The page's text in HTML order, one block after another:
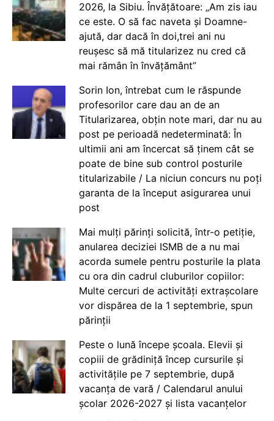
2026, la Sibiu. Învățătoare: „Am zis iau
ce este. O să fac naveta și Doamne-
ajută, dar dacă în doi,trei ani nu
reușesc să mă titularizez nu cred că
mai rămân în învățământ”
Sorin Ion, întrebat cum le răspunde
profesorilor care dau an de an
Titularizarea, obțin note mari, dar nu au
post pe perioadă nedeterminată: În
ultimii ani am încercat să ținem cât se
poate de bine sub control posturile
titularizabile / La niciun concurs nu poți
garanta de la început asigurarea unui
post
Mai mulți părinți solicită, într-o petiție,
anularea deciziei ISMB de a nu mai
acorda sumele pentru posturile la plata
cu ora din cadrul cluburilor copiilor:
Multe cercuri de activități extrașcolare
vor dispărea de la 1 septembrie, spun
părinții
Peste o lună începe școala. Elevii și
copiii de grădiniță încep cursurile și
activitățile pe 7 septembrie, după
vacanța de vară / Calendarul anului
școlar 2026-2027 și lista vacanțelor